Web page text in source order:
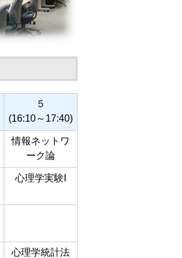
５
(16:10～17:40)
情報ネットワ
ーク論
心理学実験Ⅰ
心理学統計法